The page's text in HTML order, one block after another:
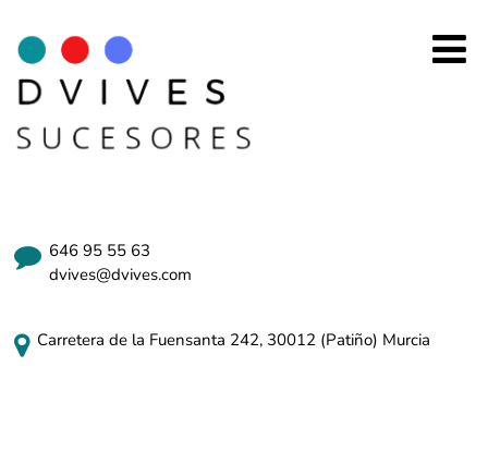
646 95 55 63
dvives@dvives.com
Carretera de la Fuensanta 242, 30012 (Patiño) Murcia